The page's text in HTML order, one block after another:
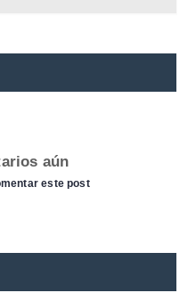
aún
este post